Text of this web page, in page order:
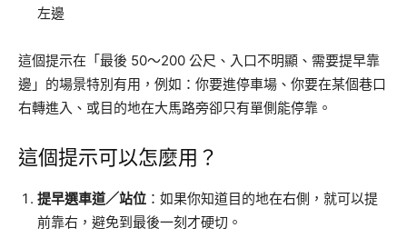
左邊
這個提示在「最後 50～200 公尺、入口不明顯、需要提早靠
邊」的場景特別有用，例如：你要進停車場、你要在某個巷口
右轉進入、或目的地在大馬路旁卻只有單側能停靠。
這個提示可以怎麼用？
提早選車道／站位 ：如果你知道目的地在右側，就可以提
前靠右，避免到最後一刻才硬切。